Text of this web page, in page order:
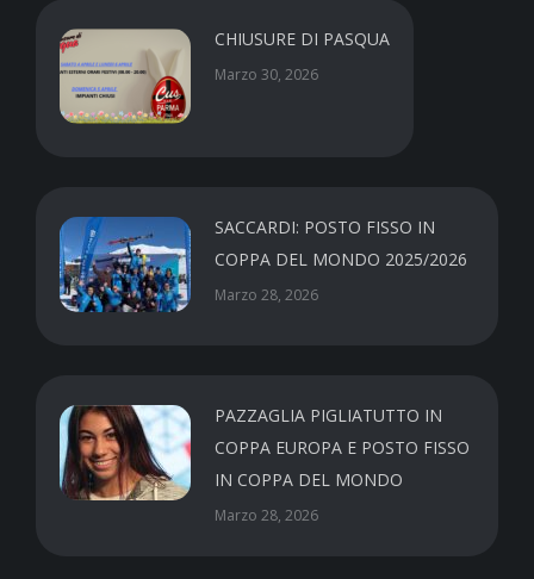
CHIUSURE DI PASQUA
Marzo 30, 2026
SACCARDI: POSTO FISSO IN
COPPA DEL MONDO 2025/2026
Marzo 28, 2026
PAZZAGLIA PIGLIATUTTO IN
COPPA EUROPA E POSTO FISSO
IN COPPA DEL MONDO
Marzo 28, 2026